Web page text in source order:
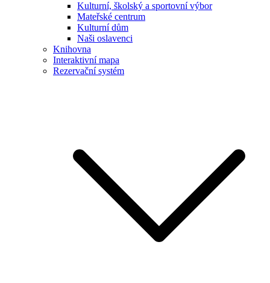
Kulturní, školský a sportovní výbor
Mateřské centrum
Kulturní dům
Naši oslavenci
Knihovna
Interaktivní mapa
Rezervační systém